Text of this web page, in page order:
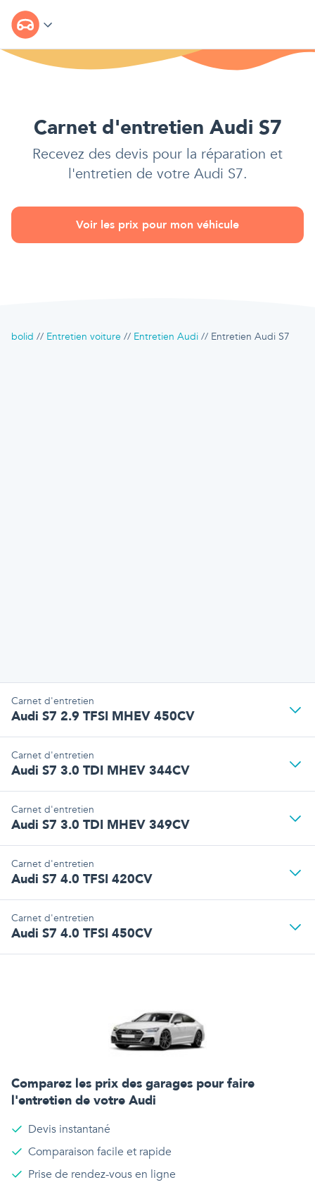
Carnet d'entretien Audi S7
Recevez des devis pour la réparation et
l'entretien de votre Audi S7.
Voir les prix pour mon véhicule
bolid Entretien voiture Entretien Audi Entretien Audi S7
Carnet d'entretien
Audi S7 2.9 TFSI MHEV 450CV
Carnet d'entretien
Audi S7 3.0 TDI MHEV 344CV
Carnet d'entretien
Audi S7 3.0 TDI MHEV 349CV
Carnet d'entretien
Audi S7 4.0 TFSI 420CV
Carnet d'entretien
Audi S7 4.0 TFSI 450CV
Comparez les prix des garages pour faire
l'entretien de votre Audi
Devis instantané
Comparaison facile et rapide
Prise de rendez-vous en ligne